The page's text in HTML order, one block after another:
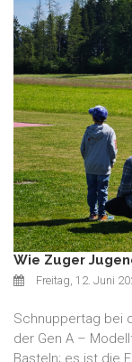
Wie Zuger
Freitag, 12. Juni
Schnuppertag bei
der Gen A –
Basteln; es ist die